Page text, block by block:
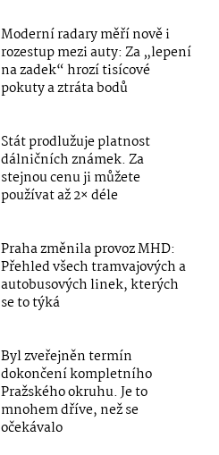
Moderní radary měří nově i
rozestup mezi auty: Za „lepení
na zadek“ hrozí tisícové
pokuty a ztráta bodů
Stát prodlužuje platnost
dálničních známek. Za
stejnou cenu ji můžete
používat až 2× déle
Praha změnila provoz MHD:
Přehled všech tramvajových a
autobusových linek, kterých
se to týká
Byl zveřejněn termín
dokončení kompletního
Pražského okruhu. Je to
mnohem dříve, než se
očekávalo